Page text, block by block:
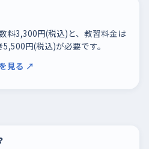
料3,300円(税込)と、教習料金は
円(税込)が必要です。
見る ↗